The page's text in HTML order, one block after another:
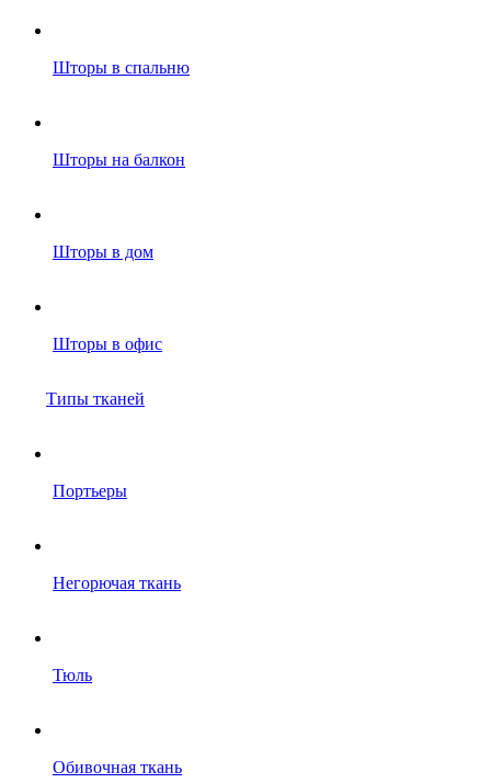
Шторы в спальню
Шторы на балкон
Шторы в дом
Шторы в офис
Типы тканей
Портьеры
Негорючая ткань
Тюль
Обивочная ткань